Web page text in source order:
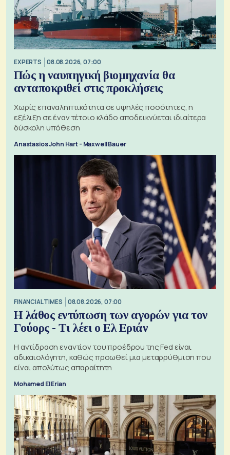
EXPERTS 08.08.2026, 07:00
Πώς η ναυπηγική βιομηχανία θα
ανταποκριθεί στις προκλήσεις
Χωρίς επαναληπτικότητα σε υψηλές ποσότητες, η
εξέλιξη σε έναν τέτοιο κλάδο αποδεικνύεται ιδιαίτερα
δύσκολη υπόθεση
Anastasios John Hart - Maxwell Bauer
FINANCIAL TIMES 08.08.2026, 07:00
Η λάθος εντύπωση των αγορών για τον
Γούορς - Τι λέει ο Ελ Εριάν
Η αντίδραση εναντίον του προέδρου της Fed είναι
αδικαιολόγητη, καθώς προωθεί μια μεταρρύθμιση που
είναι απολύτως απαραίτητη
Mohamed El Erian